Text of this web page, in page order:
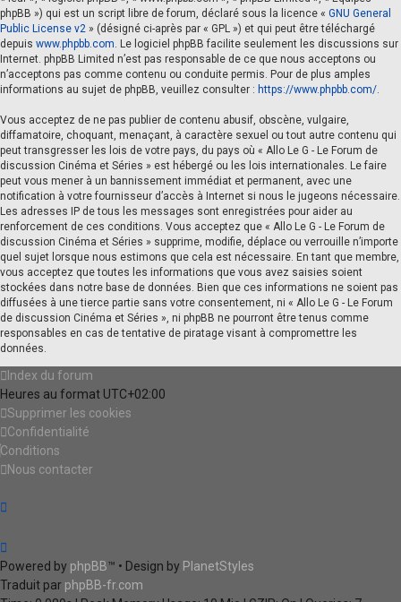
phpBB ») qui est un script libre de forum, déclaré sous la licence « GNU General
Public License v2 » (désigné ci-après par « GPL ») et qui peut être téléchargé
depuis www.phpbb.com. Le logiciel phpBB facilite seulement les discussions sur
Internet. phpBB Limited n’est pas responsable de ce que nous acceptons ou
n’acceptons pas comme contenu ou conduite permis. Pour de plus amples
informations au sujet de phpBB, veuillez consulter : https://www.phpbb.com/.
Vous acceptez de ne pas publier de contenu abusif, obscène, vulgaire,
diffamatoire, choquant, menaçant, à caractère sexuel ou tout autre contenu qui
peut transgresser les lois de votre pays, du pays où « Allo Le G - Le Forum de
discussion Cinéma et Séries » est hébergé ou les lois internationales. Le faire
peut vous mener à un bannissement immédiat et permanent, avec une
notification à votre fournisseur d’accès à Internet si nous le jugeons nécessaire.
Les adresses IP de tous les messages sont enregistrées pour aider au
renforcement de ces conditions. Vous acceptez que « Allo Le G - Le Forum de
discussion Cinéma et Séries » supprime, modifie, déplace ou verrouille n’importe
quel sujet lorsque nous estimons que cela est nécessaire. En tant que membre,
vous acceptez que toutes les informations que vous avez saisies soient
stockées dans notre base de données. Bien que ces informations ne soient pas
diffusées à une tierce partie sans votre consentement, ni « Allo Le G - Le Forum
de discussion Cinéma et Séries », ni phpBB ne pourront être tenus comme
responsables en cas de tentative de piratage visant à compromettre les
données.
Index du forum
Heures au format UTC+02:00
Supprimer les cookies
Confidentialité
Conditions
Nous contacter
Powered by phpBB™ • Design by PlanetStyles
Traduit par phpBB-fr.com